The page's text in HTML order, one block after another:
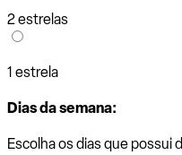
2 estrelas
1 estrela
Dias da semana:
Escolha os dias que possui